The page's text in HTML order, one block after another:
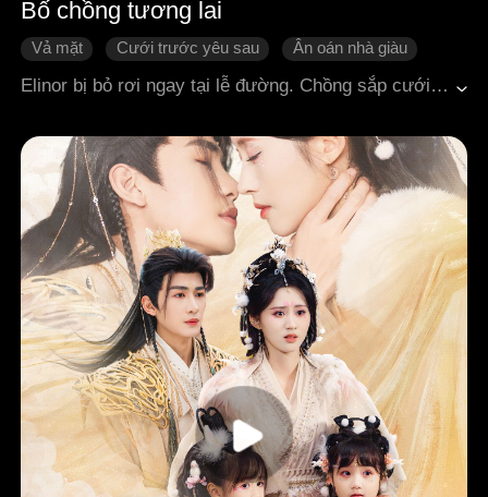
Bố chồng tương lai
Vả mặt Cưới trước yêu sau
Ân oán nhà giàu
Nữ cường
Thời trung cổ
Elinor bị bỏ rơi ngay tại lễ đường. Chồng sắp cưới của cô, Audric, đã bỏ trốn cùng một cô ca kỹ. Elinor không hề rơi nước mắt, mà quay sang kết hôn với Lãnh chúa Reynald, cha của Audric. Từng bước nắm giữ quyền lực, cô đoạt lại gia sản vốn thuộc về mình và trở thành nữ chủ nhân thực sự của gia tộc.